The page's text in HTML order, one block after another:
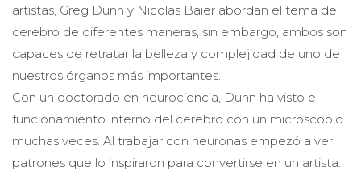
artistas, Greg Dunn y Nicolas Baier abordan el tema del
cerebro de diferentes maneras, sin embargo, ambos son
capaces de retratar la belleza y complejidad de uno de
nuestros órganos más importantes.
Con un doctorado en neurociencia, Dunn ha visto el
funcionamiento interno del cerebro con un microscopio
muchas veces. Al trabajar con neuronas empezó a ver
patrones que lo inspiraron para convertirse en un artista.